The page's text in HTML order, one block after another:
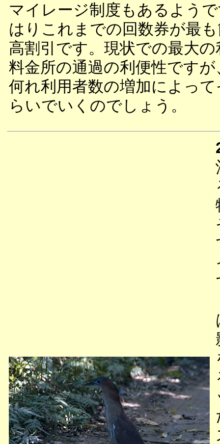
マイレージ制度もあるよう
はりこれまでの回数券が最
高割引です。現状での最大の
料金所の通過の利便性です
何れ利用者数の増加によっ
らいでいくのでしょう。